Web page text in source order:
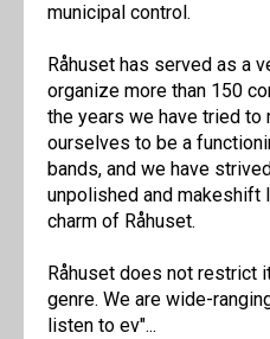
municipal control.
Råhuset has served as a
organize more than 150
the years we have tried to
ourselves to be a
bands, and we have
unpolished and makeshift
charm of Råhuset.
Råhuset does not restrict
genre. We are wide-
listen to ev"...